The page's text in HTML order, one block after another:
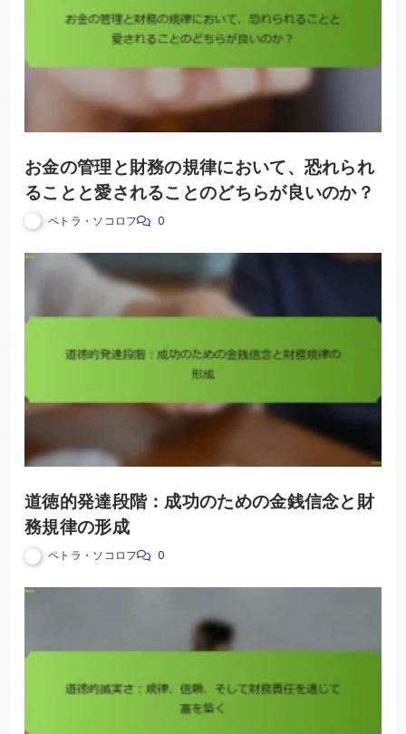
お金の管理と財務の規律において、恐れられ
ることと愛されることのどちらが良いのか？
ペトラ・ソコロフ 0
道徳的発達段階：成功のための金銭信念と財
務規律の形成
ペトラ・ソコロフ 0